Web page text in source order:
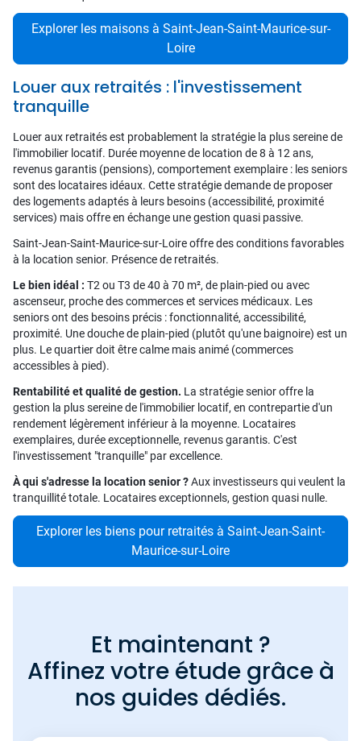
Explorer les maisons à Saint-Jean-Saint-Maurice-sur-
Loire
Louer aux retraités : l'investissement
tranquille
Louer aux retraités est probablement la stratégie la plus sereine de
l'immobilier locatif. Durée moyenne de location de 8 à 12 ans,
revenus garantis (pensions), comportement exemplaire : les seniors
sont des locataires idéaux. Cette stratégie demande de proposer
des logements adaptés à leurs besoins (accessibilité, proximité
services) mais offre en échange une gestion quasi passive.
Saint-Jean-Saint-Maurice-sur-Loire offre des conditions favorables
à la location senior. Présence de retraités.
Le bien idéal : T2 ou T3 de 40 à 70 m², de plain-pied ou avec
ascenseur, proche des commerces et services médicaux. Les
seniors ont des besoins précis : fonctionnalité, accessibilité,
proximité. Une douche de plain-pied (plutôt qu'une baignoire) est un
plus. Le quartier doit être calme mais animé (commerces
accessibles à pied).
Rentabilité et qualité de gestion. La stratégie senior offre la
gestion la plus sereine de l'immobilier locatif, en contrepartie d'un
rendement légèrement inférieur à la moyenne. Locataires
exemplaires, durée exceptionnelle, revenus garantis. C'est
l'investissement "tranquille" par excellence.
À qui s'adresse la location senior ?Aux investisseurs qui veulent la
tranquillité totale. Locataires exceptionnels, gestion quasi nulle.
Explorer les biens pour retraités à Saint-Jean-Saint-
Maurice-sur-Loire
Et maintenant ?
Affinez votre étude grâce à
nos guides dédiés.